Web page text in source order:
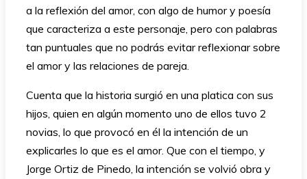
a la reflexión del amor, con algo de humor y poesía
que caracteriza a este personaje, pero con palabras
tan puntuales que no podrás evitar reflexionar sobre
el amor y las relaciones de pareja.
Cuenta que la historia surgió en una platica con sus
hijos, quien en algún momento uno de ellos tuvo 2
novias, lo que provocó en él la intención de un
explicarles lo que es el amor. Que con el tiempo, y
Jorge Ortiz de Pinedo, la intención se volvió obra y